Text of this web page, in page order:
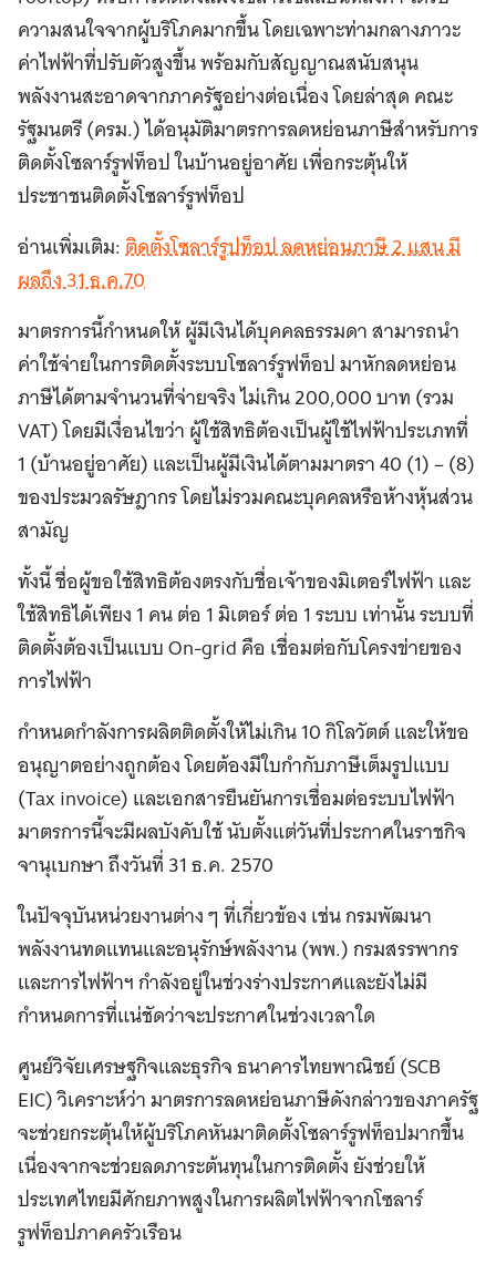
ความสนใจจากผู้บริโภคมากขึ้น โดยเฉพาะท่ามกลางภาวะ
ค่าไฟฟ้าที่ปรับตัวสูงขึ้น พร้อมกับสัญญาณสนับสนุน
พลังงานสะอาดจากภาครัฐอย่างต่อเนื่อง โดยล่าสุด คณะ
รัฐมนตรี (ครม.) ได้อนุมัติมาตรการลดหย่อนภาษีสำหรับการ
ติดตั้งโซลาร์รูฟท็อป ในบ้านอยู่อาศัย เพื่อกระตุ้นให้
ประชาชนติดตั้งโซลาร์รูฟท็อป
อ่านเพิ่มเติม:ติดตั้งโซลาร์รูปท็อป ลดหย่อนภาษี 2 แสน มี
ผลถึง 31 ธ.ค.70
มาตรการนี้กำหนดให้ ผู้มีเงินได้บุคคลธรรมดา สามารถนำ
ค่าใช้จ่ายในการติดตั้งระบบโซลาร์รูฟท็อป มาหักลดหย่อน
ภาษีได้ตามจำนวนที่จ่ายจริง ไม่เกิน 200,000 บาท (รวม
VAT) โดยมีเงื่อนไขว่า ผู้ใช้สิทธิต้องเป็นผู้ใช้ไฟฟ้าประเภทที่
1 (บ้านอยู่อาศัย) และเป็นผู้มีเงินได้ตามมาตรา 40 (1) – (8)
ของประมวลรัษฎากร โดยไม่รวมคณะบุคคลหรือห้างหุ้นส่วน
สามัญ
ทั้งนี้ ชื่อผู้ขอใช้สิทธิต้องตรงกับชื่อเจ้าของมิเตอร์ไฟฟ้า และ
ใช้สิทธิได้เพียง 1 คน ต่อ 1 มิเตอร์ ต่อ 1 ระบบ เท่านั้น ระบบที่
ติดตั้งต้องเป็นแบบ On-grid คือ เชื่อมต่อกับโครงข่ายของ
การไฟฟ้า
กำหนดกำลังการผลิตติดตั้งให้ไม่เกิน 10 กิโลวัตต์ และให้ขอ
อนุญาตอย่างถูกต้อง โดยต้องมีใบกำกับภาษีเต็มรูปแบบ
(Tax invoice) และเอกสารยืนยันการเชื่อมต่อระบบไฟฟ้า
มาตรการนี้จะมีผลบังคับใช้ นับตั้งแต่วันที่ประกาศในราชกิจ
จานุเบกษา ถึงวันที่ 31 ธ.ค. 2570
ในปัจจุบันหน่วยงานต่าง ๆ ที่เกี่ยวข้อง เช่น กรมพัฒนา
พลังงานทดแทนและอนุรักษ์พลังงาน (พพ.) กรมสรรพากร
และการไฟฟ้าฯ กำลังอยู่ในช่วงร่างประกาศและยังไม่มี
กำหนดการที่แน่ชัดว่าจะประกาศในช่วงเวลาใด
ศูนย์วิจัยเศรษฐกิจและธุรกิจ ธนาคารไทยพาณิชย์ (SCB
EIC) วิเคราะห์ว่า มาตรการลดหย่อนภาษีดังกล่าวของภาครัฐ
จะช่วยกระตุ้นให้ผู้บริโภคหันมาติดตั้งโซลาร์รูฟท็อปมากขึ้น
เนื่องจากจะช่วยลดภาระต้นทุนในการติดตั้ง ยังช่วยให้
ประเทศไทยมีศักยภาพสูงในการผลิตไฟฟ้าจากโซลาร์
รูฟท็อปภาคครัวเรือน